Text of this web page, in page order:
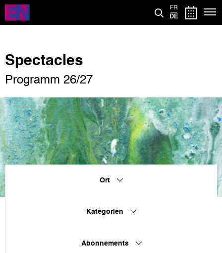
Direkt
zum
Inhalt
FR
DE
Spectacles
Programm 26/27
Ort
Kategorien
Abonnements